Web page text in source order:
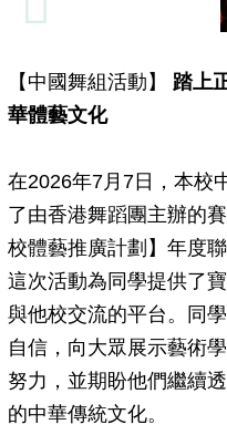
【中國舞組活動】 踏上
華體藝文化
在2026年7月7日，本校
了由香港舞蹈團主辦的
校體藝推廣計劃】年度聯
這次活動為同學提供了
與他校交流的平台。同
自信，向大眾展示藝術
努力，並期盼他們繼續
的中華傳統文化。